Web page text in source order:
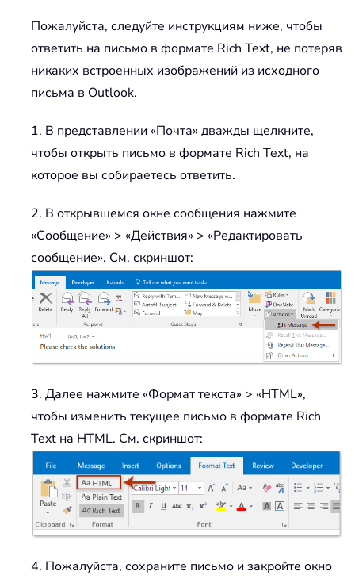
Пожалуйста, следуйте инструкциям ниже, чтобы
ответить на письмо в формате Rich Text, не потеряв
никаких встроенных изображений из исходного
письма в Outlook.
1. В представлении «Почта» дважды щелкните,
чтобы открыть письмо в формате Rich Text, на
которое вы собираетесь ответить.
2. В открывшемся окне сообщения нажмите
«Сообщение» > «Действия» > «Редактировать
сообщение». См. скриншот:
3. Далее нажмите «Формат текста» > «HTML»,
чтобы изменить текущее письмо в формате Rich
Text на HTML. См. скриншот:
4. Пожалуйста, сохраните письмо и закройте окно